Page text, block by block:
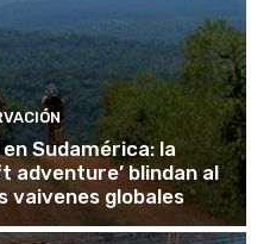
Sudamérica: la
adventure’ blindan al
globales